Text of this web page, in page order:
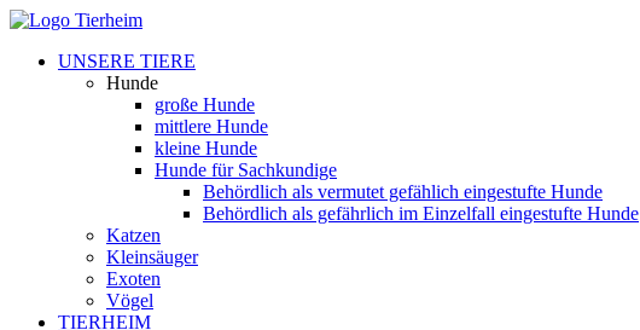
UNSERE TIERE
Hunde
große Hunde
mittlere Hunde
kleine Hunde
Hunde für Sachkundige
Behördlich als vermutet gefählich eingestufte Hunde
Behördlich als gefährlich im Einzelfall eingestufte Hunde
Katzen
Kleinsäuger
Exoten
Vögel
TIERHEIM